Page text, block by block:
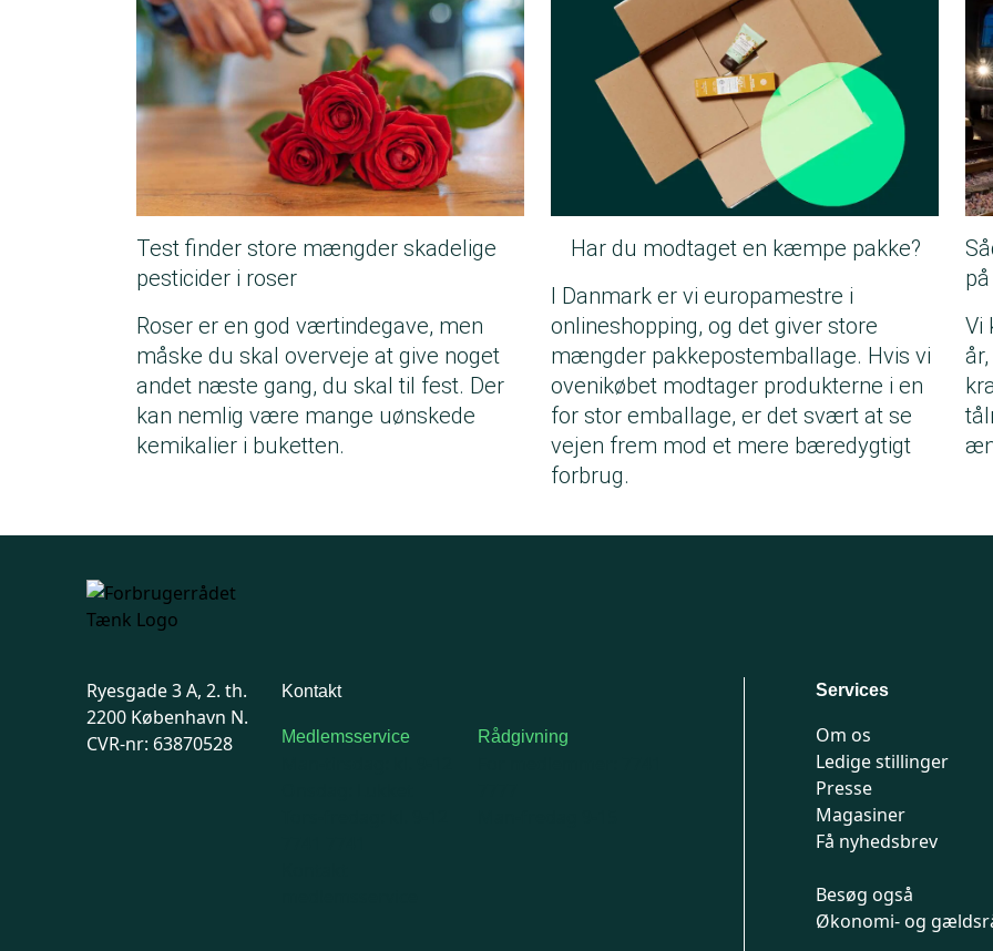
Test finder store mængder skadelige
pesticider i roser
Roser er en god værtindegave, men
måske du skal overveje at give noget
andet næste gang, du skal til fest. Der
kan nemlig være mange uønskede
kemikalier i buketten.
Har du modtaget en kæmpe pakke?
I Danmark er vi europamestre i
onlineshopping, og det giver store
mængder pakkepostemballage. Hvis vi
ovenikøbet modtager produkterne i en
for stor emballage, er det svært at se
vejen frem mod et mere bæredygtigt
forbrug.
Vi
Ryesgade 3 A, 2. th.
2200 København N.
CVR-nr: 63870528
Kontakt
Medlemsservice Rådgivning
Services
Om os
Ledige stillinger
Presse
Magasiner
Få nyhedsbrev
Besøg også
Økonomi- og